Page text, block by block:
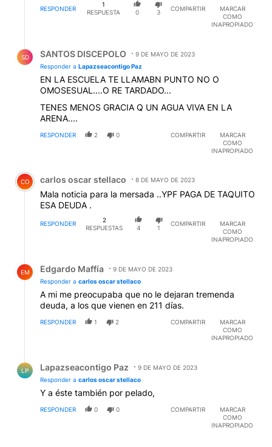
RESPONDER
1
RESPUESTA
0 3
COMPARTIR
MARCAR
COMO
INAPROPIADO
SD SANTOS DISCEPOLO
9 DE MAYO DE 2023
Responder a Lapazseacontigo Paz
EN LA ESCUELA TE LLAMABN PUNTO NO O
OMOSESUAL....O RE TARDADO...
TENES MENOS GRACIA Q UN AGUA VIVA EN LA
ARENA....
RESPONDER 2 0 COMPARTIR
MARCAR
COMO
INAPROPIADO
Comentario de carlos oscar stellaco.
CO carlos oscar stellaco 8 DE MAYO DE 2023
Mala noticia para la mersada ..YPF PAGA DE TAQUITO
ESA DEUDA .
RESPONDER
2
RESPUESTAS
4 1
COMPARTIR
MARCAR
COMO
INAPROPIADO
EM Edgardo Maffía
9 DE MAYO DE 2023
Responder a carlos oscar stellaco
A mi me preocupaba que no le dejaran tremenda
deuda, a los que vienen en 211 días.
RESPONDER 1 2 COMPARTIR
MARCAR
COMO
INAPROPIADO
LP Lapazseacontigo Paz
9 DE MAYO DE 2023
Responder a carlos oscar stellaco
Y a éste también por pelado,
RESPONDER 0 0 COMPARTIR
MARCAR
COMO
INAPROPIADO